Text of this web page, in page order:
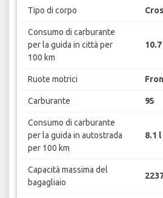
Tipo di corpo
Consumo di carburante
per la guida in città per
100 km
Ruote motrici
Carburante 95
Consumo di carburante
per la guida in autostrada
per 100 km
8.1 l
Capacità massima del
bagagliaio